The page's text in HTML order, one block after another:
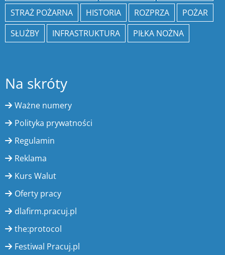
STRAŻ POŻARNA
HISTORIA ROZPRZA
POŻAR
SŁUŻBY
INFRASTRUKTURA PIŁKA NOŻNA
Na skróty
Ważne numery
Polityka prywatności
Regulamin
Reklama
Kurs Walut
Oferty pracy
dlafirm.pracuj.pl
the:protocol
Festiwal Pracuj.pl